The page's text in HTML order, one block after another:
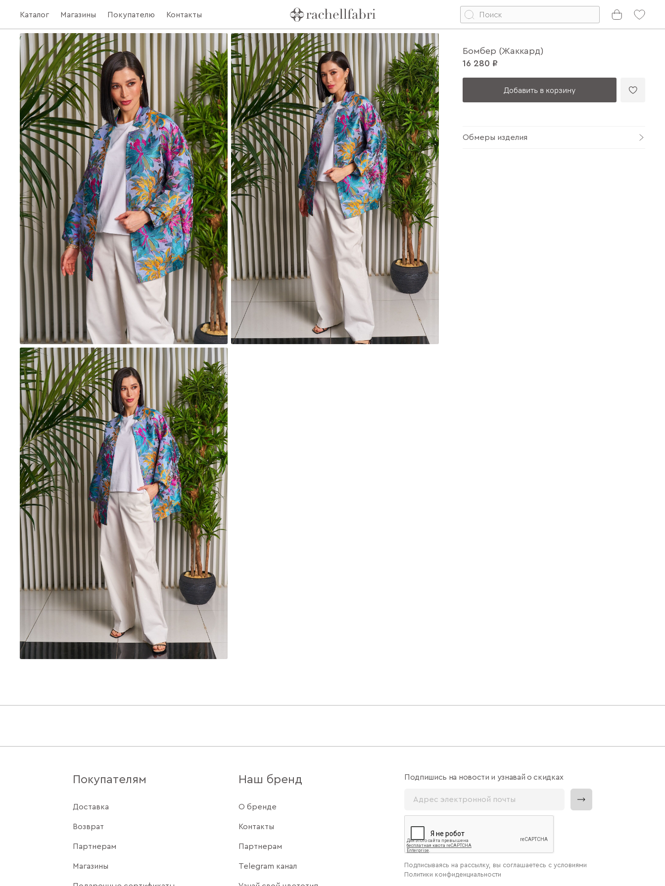
Каталог Магазины Покупателю Контакты
Бомбер (Жаккард)
16 280 ₽
Добавить в корзину
Обмеры изделия
Покупателям
Доставка
Возврат
Партнерам
Магазины
Наш бренд
О бренде
Контакты
Партнерам
Telegram канал
Подпишись на новости и узнавай о скидках
Подписываясь на рассылку, вы соглашаетесь с условиями
Политики конфиденциальности